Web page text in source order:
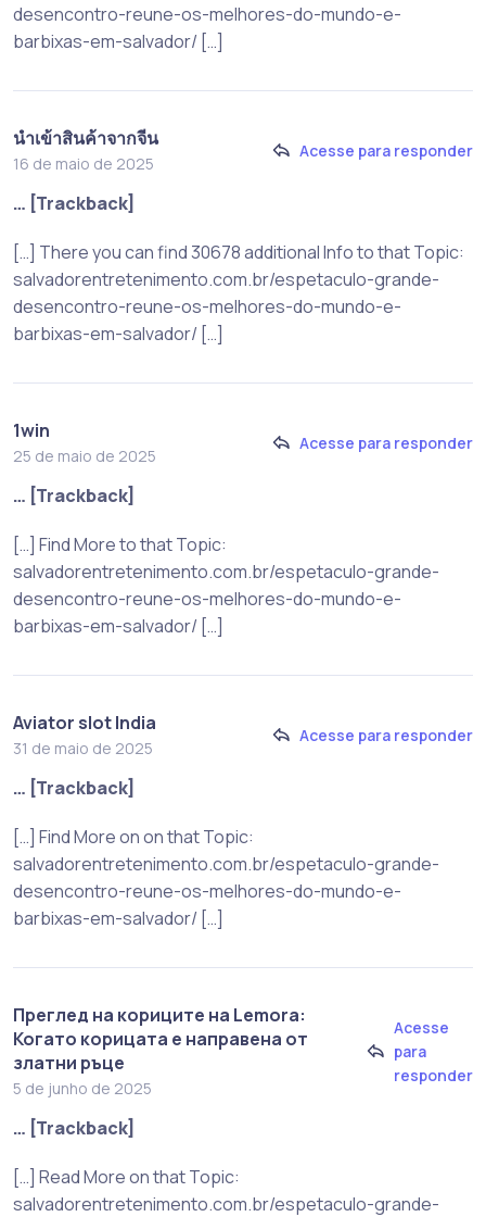
desencontro-reune-os-melhores-do-mundo-e-
barbixas-em-salvador/ […]
นำเข้าสินค้าจากจีน
16 de maio de 2025
Acesse para responder
… [Trackback]
[…] There you can find 30678 additional Info to that Topic:
salvadorentretenimento.com.br/espetaculo-grande-
desencontro-reune-os-melhores-do-mundo-e-
barbixas-em-salvador/ […]
1win
25 de maio de 2025
Acesse para responder
… [Trackback]
[…] Find More to that Topic:
salvadorentretenimento.com.br/espetaculo-grande-
desencontro-reune-os-melhores-do-mundo-e-
barbixas-em-salvador/ […]
Aviator slot India
31 de maio de 2025
Acesse para responder
… [Trackback]
[…] Find More on on that Topic:
salvadorentretenimento.com.br/espetaculo-grande-
desencontro-reune-os-melhores-do-mundo-e-
barbixas-em-salvador/ […]
Преглед на кориците на Lemora:
Когато корицата е направена от
златни ръце
5 de junho de 2025
Acesse
para
responder
… [Trackback]
[…] Read More on that Topic:
salvadorentretenimento.com.br/espetaculo-grande-